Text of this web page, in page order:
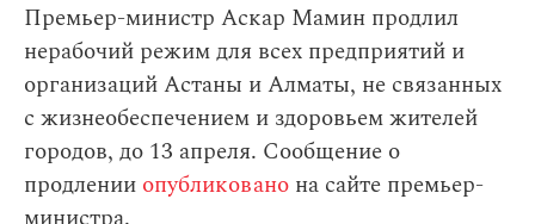
Премьер-министр Аскар Мамин продлил
нерабочий режим для всех предприятий и
организаций Астаны и Алматы, не связанных
с жизнеобеспечением и здоровьем жителей
городов, до 13 апреля. Сообщение о
продлении опубликовано на сайте премьер-